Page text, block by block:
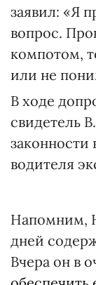
заявил: «Я
вопрос.
компотом,
или не
В ходе
свидетель
законности
водителя
Напомним,
дней
Вчера он в